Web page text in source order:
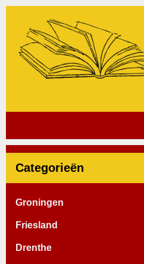
Categorieën
Groningen
Friesland
Drenthe